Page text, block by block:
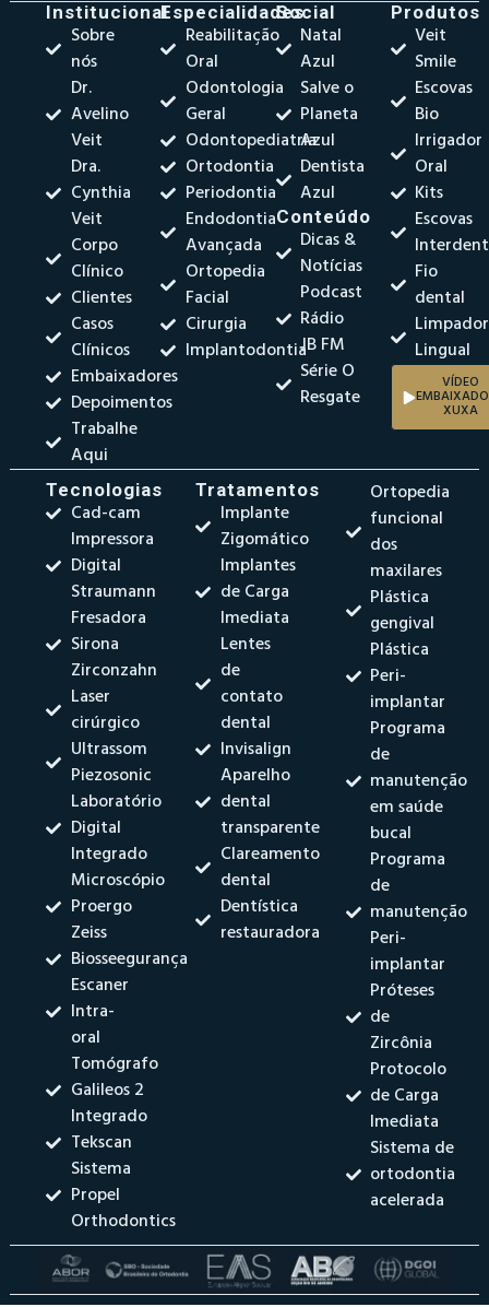
Institucional
Sobre
nós
Dr.
Avelino
Veit
Dra.
Cynthia
Veit
Corpo
Clínico
Clientes
Casos
Clínicos
Embaixadores
Depoimentos
Trabalhe
Aqui
Especialidades
Reabilitação
Oral
Odontologia
Geral
Odontopediatria
Ortodontia
Periodontia
Endodontia
Avançada
Ortopedia
Facial
Cirurgia
Implantodontia
Social
Natal
Azul
Salve o
Planeta
Azul
Dentista
Azul
Conteúdo
Dicas &
Notícias
Podcast
Rádio
JB FM
Série O
Resgate
Produtos
Veit
Smile
Escovas
Bio
Irrigador
Oral
Kits
Escovas
Fio
dental
Limpador
Lingual
VÍDEO
XUXA
Tecnologias
Cad-cam
Impressora
Digital
Straumann
Fresadora
Sirona
Zirconzahn
Laser
cirúrgico
Ultrassom
Piezosonic
Laboratório
Digital
Integrado
Microscópio
Proergo
Zeiss
Biosseegurança
Escaner
Intra-
oral
Tomógrafo
Galileos 2
Integrado
Tekscan
Sistema
Propel
Orthodontics
Tratamentos
Implante
Zigomático
Implantes
de Carga
Imediata
Lentes
de
contato
dental
Invisalign
Aparelho
dental
transparente
Clareamento
dental
Dentística
restauradora
Ortopedia
funcional
dos
maxilares
Plástica
gengival
Plástica
Peri-
implantar
Programa
de
manutenção
em saúde
bucal
Programa
de
manutenção
Peri-
implantar
Próteses
de
Zircônia
Protocolo
de Carga
Imediata
Sistema de
ortodontia
acelerada